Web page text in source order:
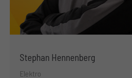
Stephan Hennenberg
Elektro